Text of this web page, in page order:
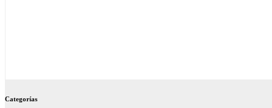
Categorías